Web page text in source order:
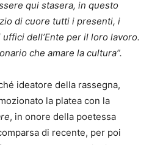
qui stasera, in questo
di cuore tutti i presenti, i
dell’Ente per il loro lavoro.
che amare la cultura”.
ideatore della rassegna,
la platea con la
, in onore della poetessa
di recente, per poi